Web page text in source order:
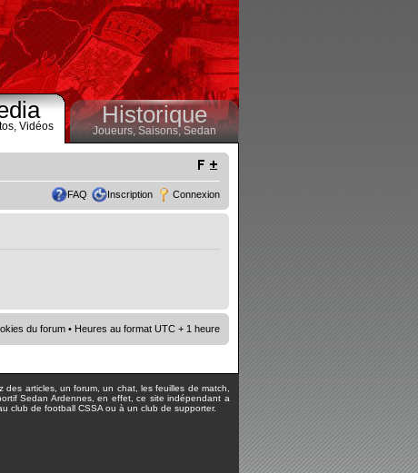
Vidéos Historique
Joueurs, Saisons,Sedan
FAQ Inscription Connexion
du forum • Heures au format UTC + 1 heure
articles, un forum, un chat, les feuilles de match,
Sedan Ardennes, en effet, ce site indépendant a
club de football CSSA ou à un club de supporter.